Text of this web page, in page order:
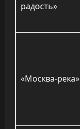
радость»
«Москва-река»